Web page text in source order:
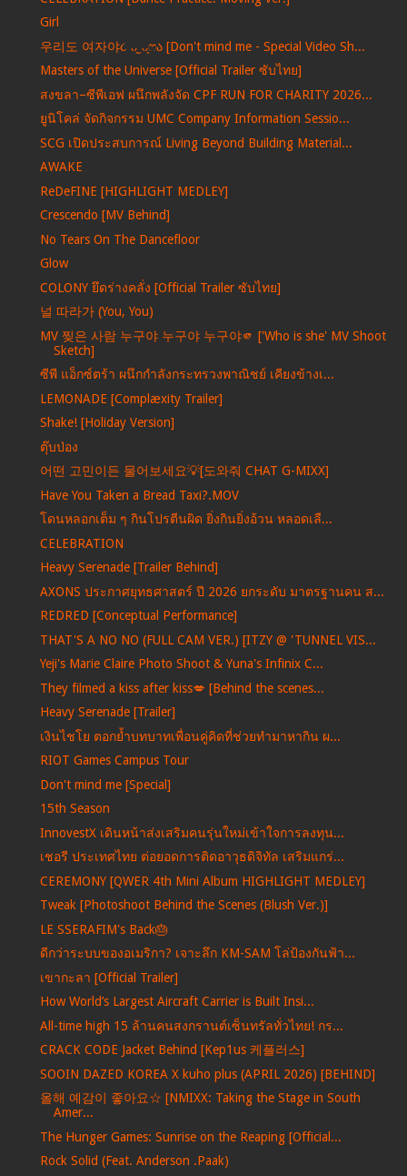
Girl
우리도 여자야૮ ᴗ͈ˬᴗ͈ෆა [Don't mind me - Special Video Sh...
Masters of the Universe [Official Trailer ซับไทย]
สงขลา–ซีพีเอฟ ผนึกพลังจัด CPF RUN FOR CHARITY 2026...
ยูนิโคล่ จัดกิจกรรม UMC Company Information Sessio...
SCG เปิดประสบการณ์ Living Beyond Building Material...
AWAKE
ReDeFINE [HIGHLIGHT MEDLEY]
Crescendo [MV Behind]
No Tears On The Dancefloor
Glow
COLONY ยึดร่างคลั่ง [Official Trailer ซับไทย]
널 따라가 (You, You)
MV 찢은 사람 누구야 누구야 누구야🫵 ['Who is she' MV Shoot
Sketch]
ซีพี แอ็กซ์ตร้า ผนึกกำลังกระทรวงพาณิชย์ เคียงข้างเ...
LEMONADE [Complæxity Trailer]
Shake! [Holiday Version]
ตุ๊บป่อง
어떤 고민이든 물어보세요💡[도와줘 CHAT G-MIXX]
Have You Taken a Bread Taxi?.MOV
โดนหลอกเต็ม ๆ กินโปรตีนผิด ยิ่งกินยิ่งอ้วน หลอดเลื...
CELEBRATION
Heavy Serenade [Trailer Behind]
AXONS ประกาศยุทธศาสตร์ ปี 2026 ยกระดับ มาตรฐานคน ส...
REDRED [Conceptual Performance]
THAT'S A NO NO (FULL CAM VER.) [ITZY @ 'TUNNEL VIS...
Yeji's Marie Claire Photo Shoot & Yuna's Infinix C...
They filmed a kiss after kiss💋 [Behind the scenes...
Heavy Serenade [Trailer]
เงินไชโย ตอกย้ำบทบาทเพื่อนคู่คิดที่ช่วยทำมาหากิน ผ...
RIOT Games Campus Tour
Don't mind me [Special]
15th Season
InnovestX เดินหน้าส่งเสริมคนรุ่นใหม่เข้าใจการลงทุน...
เชอรี ประเทศไทย ต่อยอดการติดอาวุธดิจิทัล เสริมแกร่...
CEREMONY [QWER 4th Mini Album HIGHLIGHT MEDLEY]
Tweak [Photoshoot Behind the Scenes (Blush Ver.)]
LE SSERAFIM's Back🎂
ดีกว่าระบบของอเมริกา? เจาะลึก KM-SAM โล่ป้องกันฟ้า...
เขากะลา [Official Trailer]
How World’s Largest Aircraft Carrier is Built Insi...
All-time high 15 ล้านคนสงกรานต์เซ็นทรัลทั่วไทย! กร...
CRACK CODE Jacket Behind [Kep1us 케플러스]
SOOIN DAZED KOREA X kuho plus (APRIL 2026) [BEHIND]
올해 예감이 좋아요☆ [NMIXX: Taking the Stage in South
Amer...
The Hunger Games: Sunrise on the Reaping [Official...
Rock Solid (Feat. Anderson .Paak)